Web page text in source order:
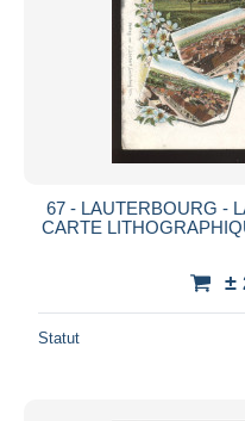
67 - LAUTERBOURG -
CARTE
±
Statut